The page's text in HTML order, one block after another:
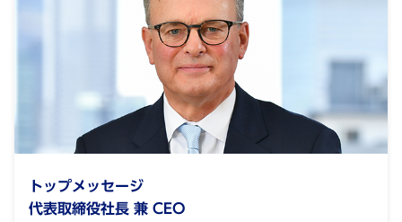
トップメッセージ
代表取締役社長 兼 CEO